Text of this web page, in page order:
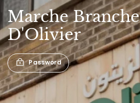
MarcheBranche
D'Olivier
Password